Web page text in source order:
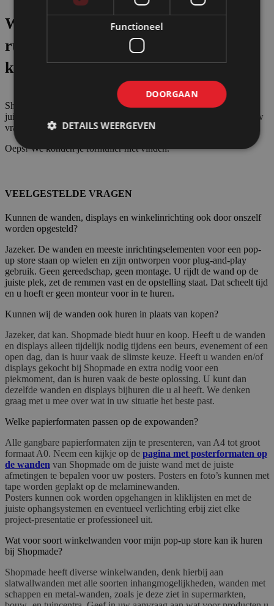
Wij adviseren u hoe u van iedere
ruimte een
inspirerende omgeving
kunt maken.
Shopmade helpt dagelijks overheidsinstellingen en scholen met de
juiste duurzame oplossingen. Laat ons met u meedenken en stel uw
vraag direct aan onze professionals.
Oeps! We konden je formulier niet vinden.
VEELGESTELDE VRAGEN
Kunnen de wanden, displays en winkelinrichting ook door onszelf
worden opgesteld?
Jazeker. De wanden en meeste inrichtingselementen voor een pop-
up store staan op wielen en zijn ontworpen voor plug-and-play
gebruik. Geen gereedschap, geen montage. U rijdt de wand op de
juiste plek, zet de remmen vast en de opstelling staat. Dat scheelt tijd
en u hoeft er geen monteur voor in te huren.
Kunnen wij de wanden ook huren in plaats van kopen?
Jazeker, dat kan. Shopmade biedt huur en koop. Heeft u de wanden
en displays alleen tijdelijk nodig tijdens een beurs, evenement of een
open dag, dan is huur vaak de slimste keuze. Heeft u wanden en/of
displays gekocht bij Shopmade en extra nodig voor een
piekmoment, dan is huren vaak de beste oplossing. U kunt dan
dezelfde wanden en displays bijhuren die u al heeft. We denken
graag met u mee over wat in uw situatie het beste past.
Welke papierformaten passen op de expowanden?
Alle gangbare papierformaten zijn te presenteren, van A4 tot groot
formaat A0. Neem een kijkje op de pagina met posterformaten op
de wanden van Shopmade om de juiste wand met de juiste
afmetingen te bepalen voor uw posters. Posters en foto’s kunnen met
tape worden geplakt op de melaminewanden.
Posters kunnen ook worden opgehangen in kliklijsten en met de
juiste ophangsystemen en eventueel verlichting erbij ziet elke
project-presentatie er professioneel uit.
Wat voor soort winkelwanden voor mijn pop-up store kan ik huren
bij Shopmade?
Shopmade heeft diverse winkelwanden, denk hierbij aan
slatwallwanden met alle soorten inhangmogelijkheden, wanden met
schappen en metal-wanden, zoals je deze ziet in supermarkten,
Functioneel
DOORGAAN
DETAILS WEERGEVEN